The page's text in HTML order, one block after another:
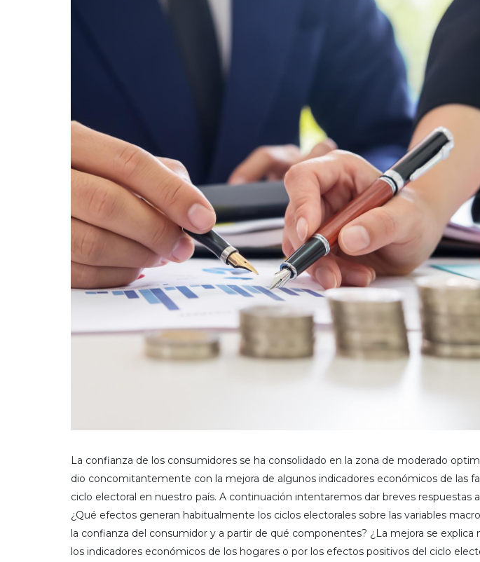
La confianza de los consumidores se ha consolidado en la zona de moderado
dio concomitantemente con la mejora de algunos indicadores económicos de las
ciclo electoral en nuestro país. A continuación intentaremos dar breves respuestas
¿Qué efectos generan habitualmente los ciclos electorales sobre las variables
la confianza del consumidor y a partir de qué componentes? ¿La mejora se explica
los indicadores económicos de los hogares o por los efectos positivos del ciclo